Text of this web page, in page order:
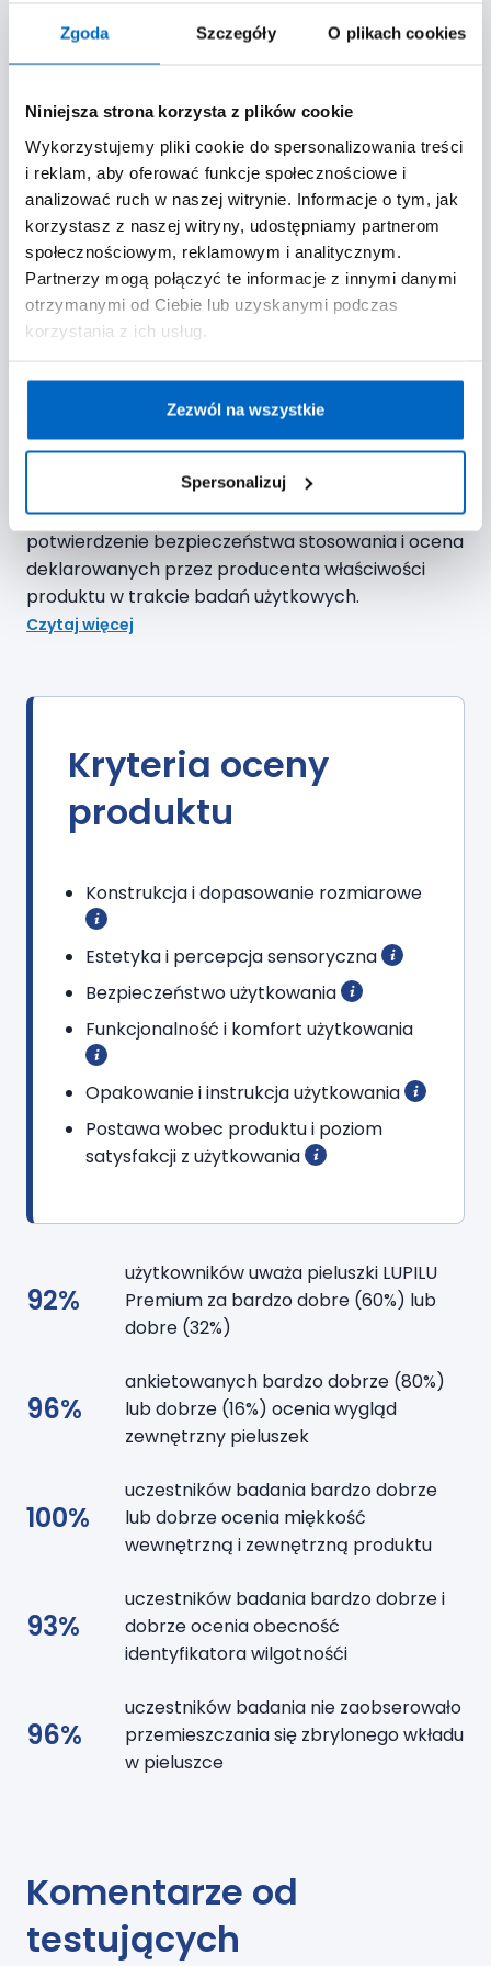
Zgoda Szczegóły O plikach cookies
Niniejsza strona korzysta z plików cookie
Wykorzystujemy pliki cookie do spersonalizowania treści
i reklam, aby oferować funkcje społecznościowe i
analizować ruch w naszej witrynie. Informacje o tym, jak
korzystasz z naszej witryny, udostępniamy partnerom
społecznościowym, reklamowym i analitycznym.
Partnerzy mogą połączyć te informacje z innymi danymi
otrzymanymi od Ciebie lub uzyskanymi podczas
korzystania z ich usług.
Zezwól na wszystkie
Spersonalizuj
Ewa Kamińska
kosmetyków, wyrobów
medycznych, środków do prania i
płukania oraz produktów
biobójczych, Instytut Matki i
Dziecka
Etap III - Badanie użytkowe
Celem trzeciego etapu opiniowania
jednorazowych LUPILU® Premiumbyło
potwierdzenie bezpieczeństwa stosowania i ocena
deklarowanych przez producenta właściwości
produktu w trakcie badań użytkowych.
Czytaj więcej
Kryteria oceny
produktu
Konstrukcja i dopasowanie rozmiarowe
Estetyka i percepcja sensoryczna
Bezpieczeństwo użytkowania
Funkcjonalność i komfort użytkowania
Opakowanie i instrukcja użytkowania
Postawa wobec produktu i poziom
satysfakcji z użytkowania
92%
użytkowników uważa pieluszki LUPILU
Premium za bardzo dobre (60%) lub
dobre (32%)
96%
ankietowanych bardzo dobrze (80%)
lub dobrze (16%) ocenia wygląd
zewnętrzny pieluszek
100%
uczestników badania bardzo dobrze
lub dobrze ocenia miękkość
wewnętrzną i zewnętrzną produktu
93%
uczestników badania bardzo dobrze i
dobrze ocenia obecność
identyfikatora wilgotnośći
96%
uczestników badania nie zaobserowało
przemieszczania się zbrylonego wkładu
w pieluszce
Komentarze od
testujących